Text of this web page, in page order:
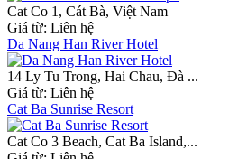
Cat Co 1, Cát Bà, Việt Nam
Giá từ: Liên hệ
Da Nang Han River Hotel
14 Ly Tu Trong, Hai Chau, Đà ...
Giá từ: Liên hệ
Cat Ba Sunrise Resort
Cat Co 3 Beach, Cat Ba Island,...